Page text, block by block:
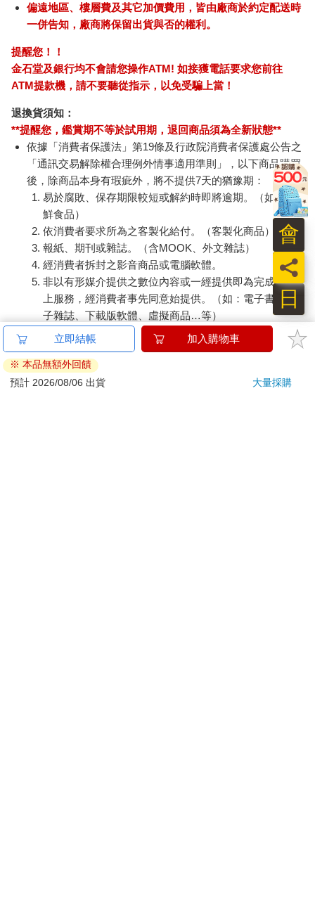
偏遠地區、樓層費及其它加價費用，皆由廠商於約定配送時
一併告知，廠商將保留出貨與否的權利。
提醒您！！
金石堂及銀行均不會請您操作ATM! 如接獲電話要求您前往
ATM提款機，請不要聽從指示，以免受騙上當！
退換貨須知：
**提醒您，鑑賞期不等於試用期，退回商品須為全新狀態**
依據「消費者保護法」第19條及行政院消費者保護處公告之
「通訊交易解除權合理例外情事適用準則」，以下商品購買
後，除商品本身有瑕疵外，將不提供7天的猶豫期：
易於腐敗、保存期限較短或解約時即將逾期。（如：生
鮮食品）
依消費者要求所為之客製化給付。（客製化商品）
報紙、期刊或雜誌。（含MOOK、外文雜誌）
經消費者拆封之影音商品或電腦軟體。
非以有形媒介提供之數位內容或一經提供即為完成之線
上服務，經消費者事先同意始提供。（如：電子書、電
子雜誌、下載版軟體、虛擬商品…等）
已拆封之個人衛生用品。（如：內衣褲、刮鬍刀、除毛
刀…等）
若非上列種類商品，均享有到貨7天的猶豫期（含例假
日）。
日
員
會